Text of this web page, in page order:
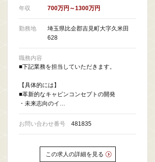
年収 700万円～1300万円
勤務地
埼玉県比企郡吉見町大字久米田
628
職務内容
■下記業務を担当していただきます。
【具体的には】
■革新的なキャビンコンセプトの開発
・未来志向のイ…
お問い合わせ番号 481835
この求人の詳細を見る